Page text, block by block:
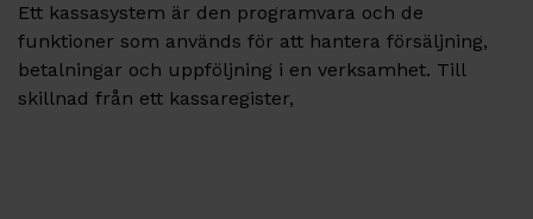
Ett kassasystem är den programvara och de
funktioner som används för att hantera försäljning,
betalningar och uppföljning i en verksamhet. Till
skillnad från ett kassaregister,